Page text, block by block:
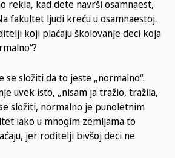
rekla, kad dete navrši osamnaest,
fakultet ljudi kreću u osamnaestoj.
koji plaćaju školovanje deci koja
se složiti da to jeste „normalno“.
uvek isto, „nisam ja tražio, tražila,
složiti, normalno je punoletnim
iako u mnogim zemljama to
jer roditelji bivšoj deci ne